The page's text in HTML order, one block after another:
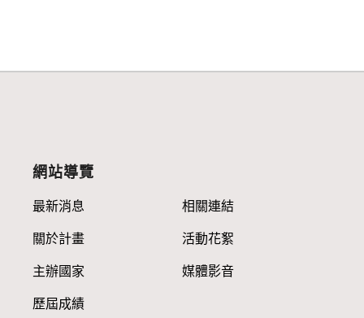
網站導覽
最新消息
關於計畫
主辦國家
歷屆成績
相關連結
活動花絮
媒體影音